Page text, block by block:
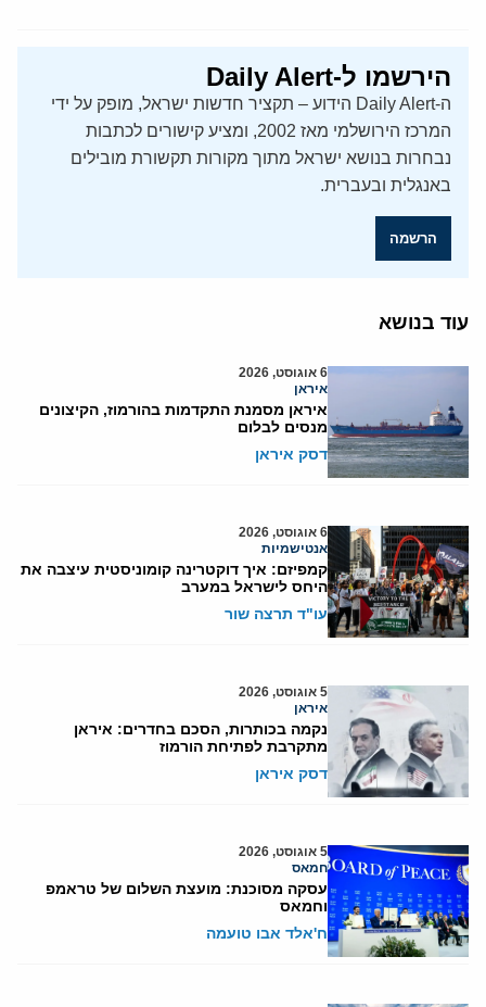
הירשמו ל-Daily Alert
ה-Daily Alert הידוע – תקציר חדשות ישראל, מופק על ידי
המרכז הירושלמי מאז 2002, ומציע קישורים לכתבות
נבחרות בנושא ישראל מתוך מקורות תקשורת מובילים
באנגלית ובעברית.
הרשמה
עוד בנושא
6 אוגוסט, 2026
איראן
איראן מסמנת התקדמות בהורמוז, הקיצונים
מנסים לבלום
דסק איראן
6 אוגוסט, 2026
אנטישמיות
קמפיזם: איך דוקטרינה קומוניסטית עיצבה את
היחס לישראל במערב
עו"ד תרצה שור
5 אוגוסט, 2026
איראן
נקמה בכותרות, הסכם בחדרים: איראן
מתקרבת לפתיחת הורמוז
דסק איראן
5 אוגוסט, 2026
חמאס
עסקה מסוכנת: מועצת השלום של טראמפ
וחמאס
ח'אלד אבו טועמה